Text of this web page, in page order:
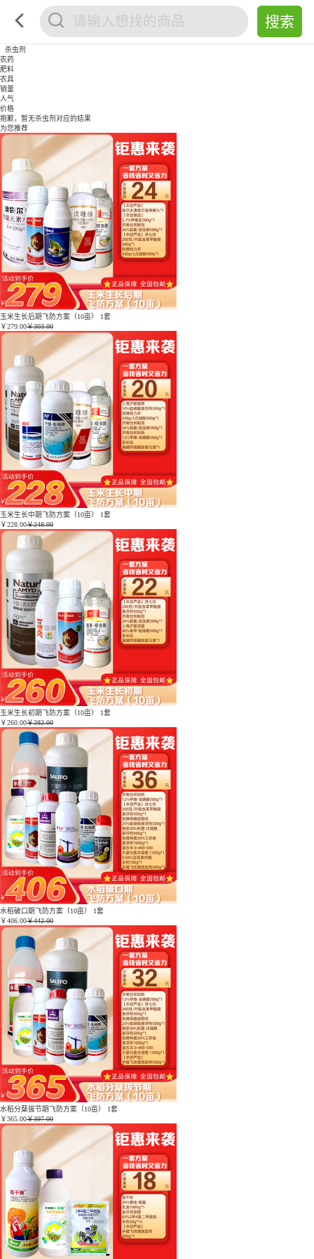
杀虫剂
农药
肥料
农具
销量
人气
价格
抱歉，暂无杀虫剂对应的结果
为您推荐
玉米生长后期飞防方案（10亩） 1套
￥279.00￥303.00
玉米生长中期飞防方案（10亩） 1套
￥228.00￥248.00
玉米生长初期飞防方案（10亩） 1套
￥260.00￥282.00
水稻破口期飞防方案（10亩） 1套
￥406.00￥442.00
水稻分蘖拔节期飞防方案（10亩） 1套
￥365.00￥397.00